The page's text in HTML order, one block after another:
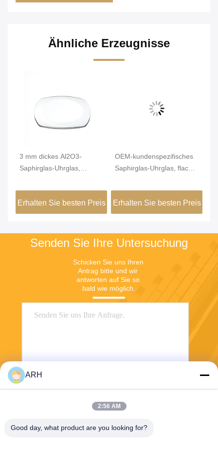
Ähnliche Erzeugnisse
3 mm dickes Al2O3-
Saphirglas-Uhrglas,
Wist-Uhr
Erhalten Sie besten Preis
OEM-kundenspezifisches
Saphirglas-Uhrglas, flach,
Erhalten Sie besten Preis
Senden Sie Ihre Untersuchung
Schicken Sie uns Ihren
Antrag bitte und wir
antworten auf Sie so
bald wie möglich.
ARH
2:56 AM
Good day, what product are you looking for?